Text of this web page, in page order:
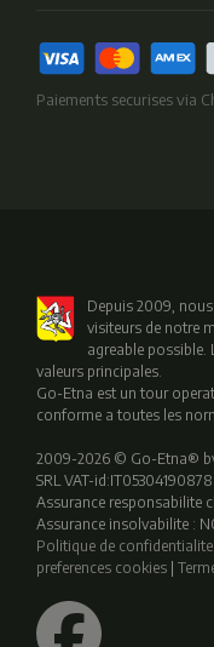
Paiements securises via
Depuis 2009,
visiteurs de notre
agreable
valeurs principales.
Go-Etna est un tour
conforme a toutes les
2009-2026 © Go-Etna® by
SRL VAT-
Assurance responsabilite
Assurance insolvabilite :
Politique de confidentialite
preferences cookies